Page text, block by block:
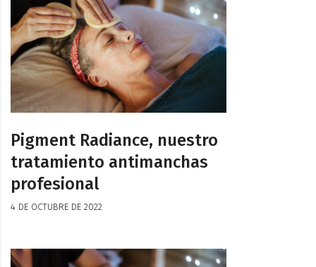
Pigment Radiance, nuestro
tratamiento antimanchas
profesional
4 DE OCTUBRE DE 2022